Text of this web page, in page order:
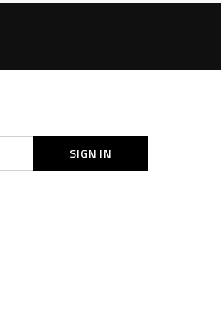
SIGN IN